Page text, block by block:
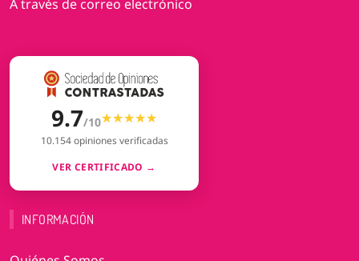
A través de correo electrónico
9.7/10★★★★★
★★★★★
10.154 opiniones verificadas
VER CERTIFICADO →
INFORMACIÓN